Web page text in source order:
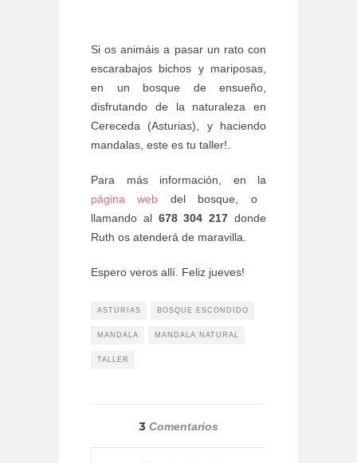
Si os animáis a pasar un rato con
escarabajos bichos y mariposas,
en un bosque de ensueño,
disfrutando de la naturaleza en
Cereceda (Asturias), y haciendo
mandalas, este es tu taller!.
Para más información, en la
página web del bosque, o
llamando al 678 304 217 donde
Ruth os atenderá de maravilla.
Espero veros allí. Feliz jueves!
ASTURIAS BOSQUE ESCONDIDO
MANDALA MANDALA NATURAL
TALLER
3 Comentarios